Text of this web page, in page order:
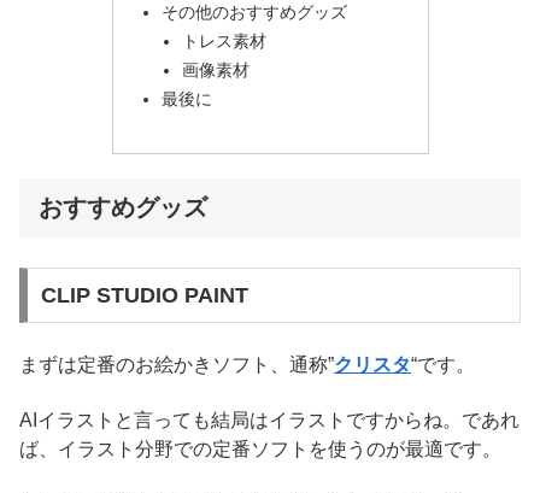
その他のおすすめグッズ
トレス素材
画像素材
最後に
おすすめグッズ
CLIP STUDIO PAINT
まずは定番のお絵かきソフト、通称”クリスタ“です。
AIイラストと言っても結局はイラストですからね。であれ
ば、イラスト分野での定番ソフトを使うのが最適です。